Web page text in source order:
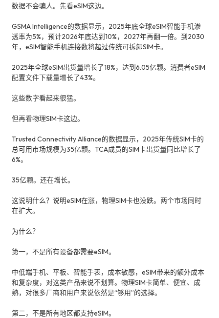
数据不会骗人。先看eSIM这边。
GSMA Intelligence的数据显示，2025年底全球eSIM智能手机渗
透率为5%，预计2026年底达到10%，2027年再翻一倍。到2030
年，eSIM智能手机连接数将超过传统可拆卸SIM卡。
2025年全球eSIM出货量增长了18%，达到6.05亿颗。消费者eSIM
配置文件下载量增长了43%。
这些数字看起来很猛。
但再看物理SIM卡这边。
Trusted Connectivity Alliance的数据显示，2025年传统SIM卡的
总可用市场规模为35亿颗。TCA成员的SIM卡出货量同比增长了
6%。
35亿颗。还在增长。
这说明什么？说明eSIM在涨，物理SIM卡也没跌。两个市场同时
在扩大。
为什么？
第一，不是所有设备都需要eSIM。
中低端手机、平板、智能手表，成本敏感，eSIM带来的额外成本
和复杂度，对这类产品来说不划算。物理SIM卡简单、便宜、成
熟，对很多厂商和用户来说依然是“够用”的选择。
第二，不是所有地区都支持eSIM。